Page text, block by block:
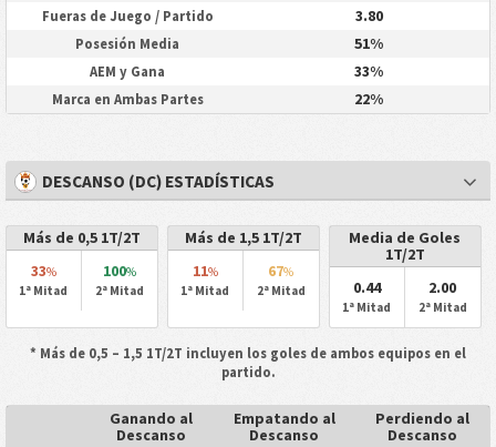
Fueras de Juego / Partido 3.80
Posesión Media 51%
AEM y Gana 33%
Marca en Ambas Partes 22%
DESCANSO (DC) ESTADÍSTICAS
Más de 0,5 1T/2T
33%
1ª Mitad
100%
2ª Mitad
Más de 1,5 1T/2T
11%
1ª Mitad
67%
2ª Mitad
Media de Goles
1T/2T
0.44
1ª Mitad
2.00
2ª Mitad
* Más de 0,5 – 1,5 1T/2T incluyen los goles de ambos equipos en el
partido.
Ganando al
Descanso
Empatando al
Descanso
Perdiendo al
Descanso